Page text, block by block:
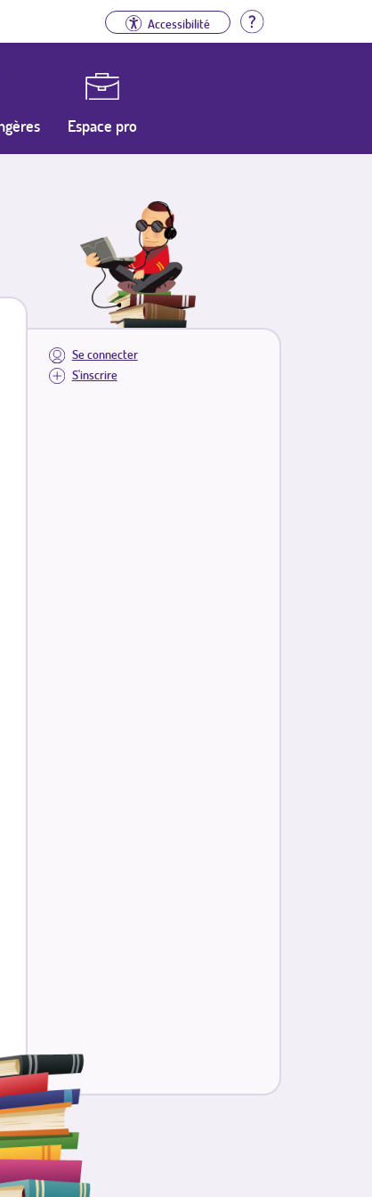
Accessibilité Aide
Espace pro
Se connecter
S'inscrire